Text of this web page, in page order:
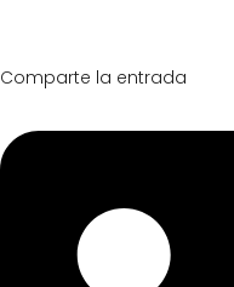
Comparte la entrada